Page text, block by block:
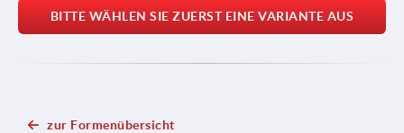
BITTE WÄHLEN SIE ZUERST EINE VARIANTE AUS
zur Formenübersicht